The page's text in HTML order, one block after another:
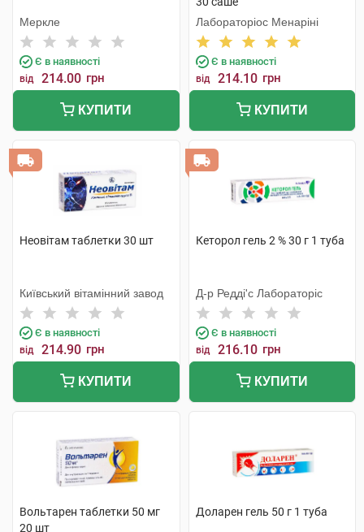
Меркле
Є в наявності
від 214.00 грн
КУПИТИ
Лабораторіос Менаріні
Є в наявності
від 214.10 грн
КУПИТИ
Неовітам таблетки 30 шт
Київський вітамінний завод
Є в наявності
від 214.90 грн
КУПИТИ
Кеторол гель 2 % 30 г 1 туба
Д-р Редді'с Лабораторіс
Є в наявності
від 216.10 грн
КУПИТИ
Вольтарен таблетки 50 мг
20 шт
Доларен гель 50 г 1 туба